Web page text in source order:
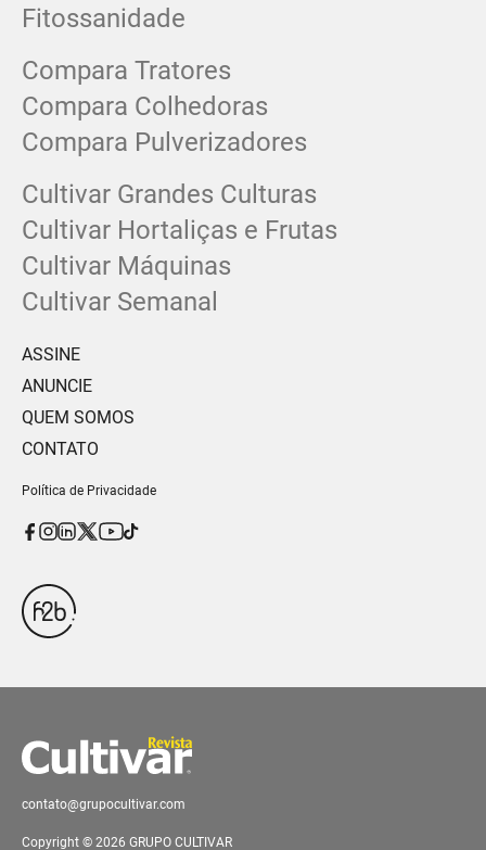
Fitossanidade
Compara Tratores
Compara Colhedoras
Compara Pulverizadores
Cultivar Grandes Culturas
Cultivar Hortaliças e Frutas
Cultivar Máquinas
Cultivar Semanal
ASSINE
ANUNCIE
QUEM SOMOS
CONTATO
Política de Privacidade
contato@grupocultivar.com
Copyright © 2026 GRUPO CULTIVAR